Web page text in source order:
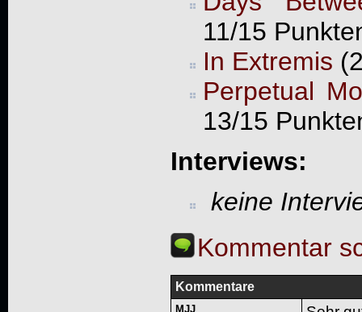
11/15
In Extremis
Perpetual
13/15
Interviews:
keine
Kommentar
Kommentare
MJJ